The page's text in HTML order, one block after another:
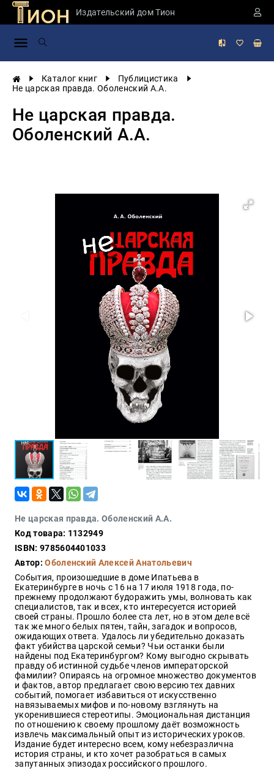
Издательский дом Тион
Каталог книг
Публицистика
Не царская правда. Оболенский А.А.
Не царская правда.
Оболенский А.А.
Не царская правда. Оболенский А.А.
Код товара: 1132949
ISBN: 9785604401033
Автор:Оболенский Алексей Анатольевич
События, произошедшие в доме Ипатьева в
Екатеринбурге в ночь с 16 на 17 июля 1918 года, по-
прежнему продолжают будоражить умы, волновать как
специалистов, так и всех, кто интересуется историей
своей страны. Прошло более ста лет, но в этом деле всё
так же много белых пятен, тайн, загадок и вопросов,
ожидающих ответа. Удалось ли убедительно доказать
факт убийства царской семьи? Чьи останки были
найдены под Екатеринбургом? Кому выгодно скрывать
правду об истинной судьбе членов императорской
фамилии? Опираясь на огромное множество документов
и фактов, автор предлагает свою версию тех давних
событий, помогает избавиться от искусственно
навязываемых мифов и по-новому взглянуть на
укоренившиеся стереотипы. Эмоциональная дистанция
по отношению к своему прошлому даёт возможность
извлечь максимальный опыт из исторических уроков.
Издание будет интересно всем, кому небезразлична
история страны, и кто хочет разобраться в самых
запутанных эпизодах российского прошлого.
Занимательная
России
история
Экономика
Учебная
Публицистика
Религия
Туризм
Разное
гастрономия,
кулинария
Красота
и
здоровье
Оптовикам
Авторам
Контакты
Мероприятия
+7(499)
350-17-
79
Москва